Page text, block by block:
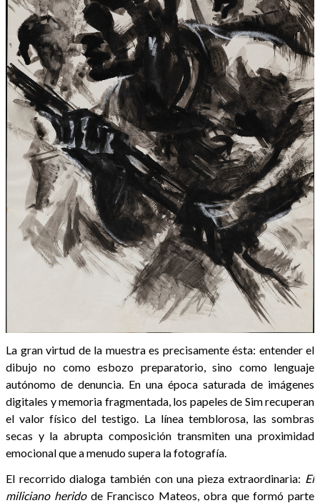
La gran virtud de la muestra es precisamente ésta: entender el
dibujo no como esbozo preparatorio, sino como lenguaje
autónomo de denuncia. En una época saturada de imágenes
digitales y memoria fragmentada, los papeles de Sim recuperan
el valor físico del testigo. La línea temblorosa, las sombras
secas y la abrupta composición transmiten una proximidad
emocional que a menudo supera la fotografía.
El recorrido dialoga también con una pieza extraordinaria: El
miliciano heridode Francisco Mateos, obra que formó parte